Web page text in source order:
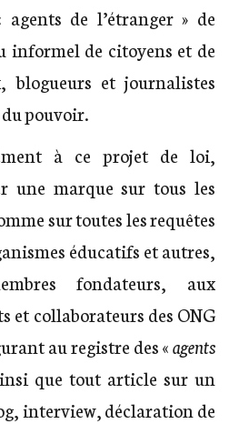
de l’étranger » de
informel de citoyens et de
blogueurs et journalistes
pouvoir.
à ce projet de loi,
une marque sur tous les
sur toutes les requêtes
éducatifs et autres,
fondateurs, aux
et collaborateurs des ONG
au registre des «agents
que tout article sur un
interview, déclaration de